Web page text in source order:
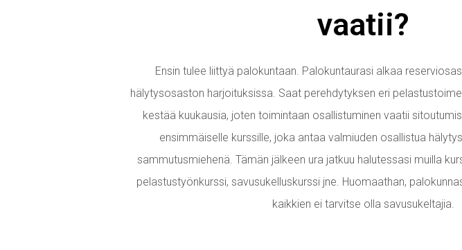
vaatii?
Ensin tulee liittyä palokuntaan. Palokuntaurasi alkaa
hälytysosaston harjoituksissa. Saat perehdytyksen eri
kestää kuukausia, joten toimintaan osallistuminen vaatii
ensimmäiselle kurssille, joka antaa valmiuden osallistua
sammutusmiehenä. Tämän jälkeen ura jatkuu halutessasi muilla
pelastustyönkurssi, savusukelluskurssi jne. Huomaathan,
kaikkien ei tarvitse olla savusukeltajia.